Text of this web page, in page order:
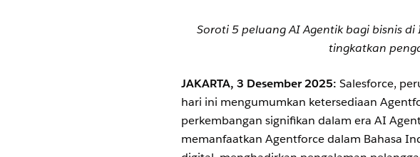
Soroti 5 peluang AI Agentik bagi bisnis
tingkatkan
JAKARTA, 3 Desember 2025: Salesforce,
hari ini mengumumkan ketersediaan
perkembangan signifikan dalam era AI
memanfaatkan Agentforce dalam Bahasa